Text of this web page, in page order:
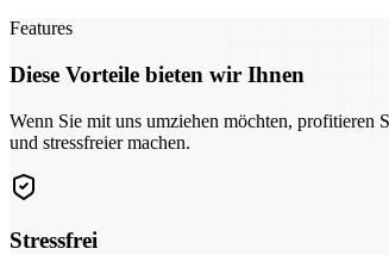
Features
Diese Vorteile bieten wir Ihnen
Wenn Sie mit uns umziehen möchten, profitieren
und stressfreier machen.
Stressfrei